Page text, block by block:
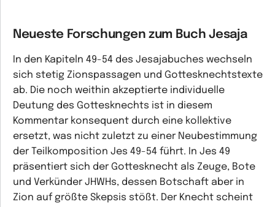
Neueste Forschungen zum Buch Jesaja
In den Kapiteln 49-54 des Jesajabuches wechseln
sich stetig Zionspassagen und Gottesknechtstexte
ab. Die noch weithin akzeptierte individuelle
Deutung des Gottesknechts ist in diesem
Kommentar konsequent durch eine kollektive
ersetzt, was nicht zuletzt zu einer Neubestimmung
der Teilkomposition Jes 49-54 führt. In Jes 49
präsentiert sich der Gottesknecht als Zeuge, Bote
und Verkünder JHWHs, dessen Botschaft aber in
Zion auf größte Skepsis stößt. Der Knecht scheint